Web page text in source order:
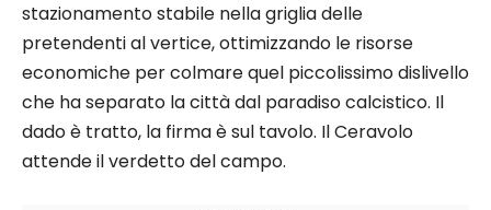
stazionamento stabile nella griglia delle
pretendenti al vertice, ottimizzando le risorse
economiche per colmare quel piccolissimo dislivello
che ha separato la città dal paradiso calcistico. Il
dado è tratto, la firma è sul tavolo. Il Ceravolo
attende il verdetto del campo.